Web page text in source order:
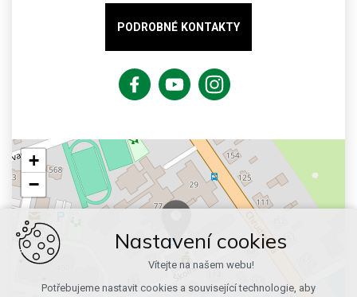
PODROBNÉ KONTAKTY
+
−
Nastavení cookies
Vítejte na našem webu!
Potřebujeme nastavit cookies a související technologie, aby